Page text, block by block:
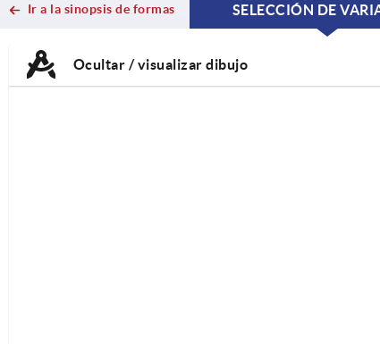
Ir a la sinopsis de formas
SELECCIÓN DE
Ocultar / visualizar dibujo